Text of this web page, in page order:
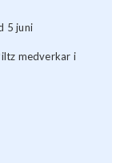
5 juni
medverkar i